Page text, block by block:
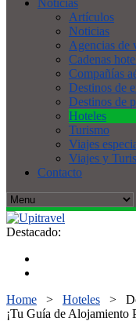
Noticias
Artículos
Noticias
Agencias de
Cadenas
Compañías
Destinos de
Destinos de
Hoteles
Turismo
Viajes
Viajes y
Contacto
Destacado:
Home > Hoteles >
¡Tu Guía de Alojamiento